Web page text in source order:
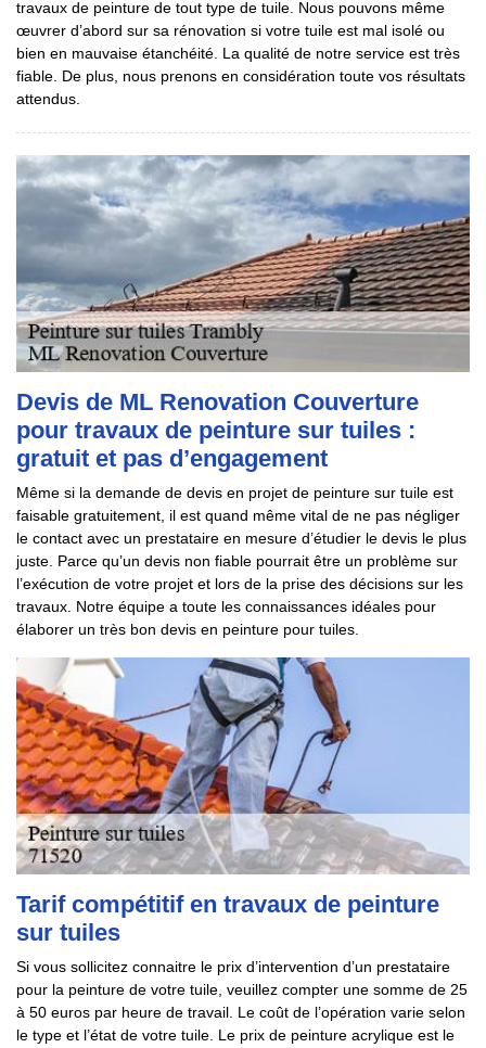
travaux de peinture de tout type de tuile. Nous pouvons même
œuvrer d’abord sur sa rénovation si votre tuile est mal isolé ou
bien en mauvaise étanchéité. La qualité de notre service est très
fiable. De plus, nous prenons en considération toute vos résultats
attendus.
Devis de ML Renovation Couverture
pour travaux de peinture sur tuiles :
gratuit et pas d’engagement
Même si la demande de devis en projet de peinture sur tuile est
faisable gratuitement, il est quand même vital de ne pas négliger
le contact avec un prestataire en mesure d’étudier le devis le plus
juste. Parce qu’un devis non fiable pourrait être un problème sur
l’exécution de votre projet et lors de la prise des décisions sur les
travaux. Notre équipe a toute les connaissances idéales pour
élaborer un très bon devis en peinture pour tuiles.
Tarif compétitif en travaux de peinture
sur tuiles
Si vous sollicitez connaitre le prix d’intervention d’un prestataire
pour la peinture de votre tuile, veuillez compter une somme de 25
à 50 euros par heure de travail. Le coût de l’opération varie selon
le type et l’état de votre tuile. Le prix de peinture acrylique est le